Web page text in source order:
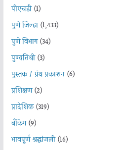
पीएचडी(1)
पुणे जिल्हा(1,433)
पुणे विभाग(34)
पुण्यतिथी(3)
पुस्तक / ग्रंथ प्रकाशन(6)
प्रशिक्षण(2)
प्रादेशिक(319)
बँकिंग(9)
भावपूर्ण श्रद्धांजली(16)